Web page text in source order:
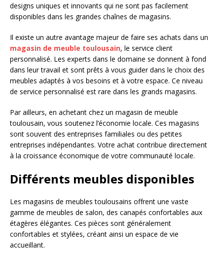
designs uniques et innovants qui ne sont pas facilement
disponibles dans les grandes chaînes de magasins.
Il existe un autre avantage majeur de faire ses achats dans un
magasin de meuble toulousain, le service client
personnalisé. Les experts dans le domaine se donnent à fond
dans leur travail et sont prêts à vous guider dans le choix des
meubles adaptés à vos besoins et à votre espace. Ce niveau
de service personnalisé est rare dans les grands magasins.
Par ailleurs, en achetant chez un magasin de meuble
toulousain, vous soutenez l’économie locale. Ces magasins
sont souvent des entreprises familiales ou des petites
entreprises indépendantes. Votre achat contribue directement
à la croissance économique de votre communauté locale.
Différents meubles disponibles
Les magasins de meubles toulousains offrent une vaste
gamme de meubles de salon, des canapés confortables aux
étagères élégantes. Ces pièces sont généralement
confortables et stylées, créant ainsi un espace de vie
accueillant.